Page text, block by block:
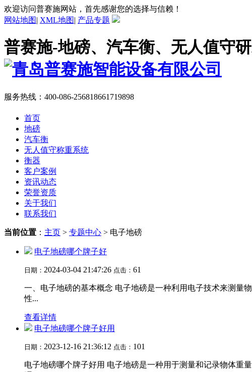
欢迎访问普赛施网站，首先感谢您的选择与信赖！
网站地图| XML地图| 产品专题
普赛施-地磅、汽车衡、无人值守
服务热线： 400-086-256818661719898
首页
地磅
汽车衡
无人值守称重系统
衡器
客户案例
资讯动态
荣誉资质
关于我们
联系我们
当前位置 ： 主页 > 专题中心 > 电子地磅
电子地磅哪个牌子好
日期： 2024-03-04 21:47:26 点击： 61
一、电子地磅的基本概念 电子地磅是一种利用电子技术来测量
性...
查看详情
电子地磅哪个牌子好用
日期： 2023-12-16 21:36:12 点击： 101
电子地磅哪个牌子好用 电子地磅是一种用于测量和记录物体重